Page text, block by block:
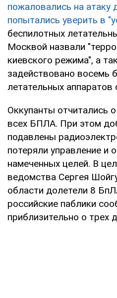
пожаловались на атаку
попытались уверить в
беспилотных
Москвой назвали
киевского режима", а
задействовано восемь
летательных аппаратов
Оккупанты отчитались
всех БПЛА. При этом
подавлены
потеряли управление и
намеченных целей. В
ведомства Сергея
области долетели 8
российские паблики
приблизительно о трех